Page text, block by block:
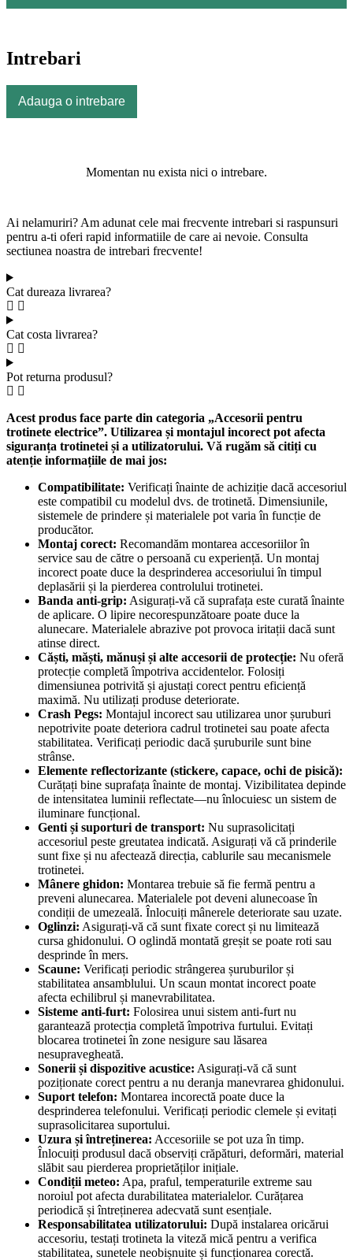
Intrebari
Adauga o intrebare
Momentan nu exista nici o intrebare.
Ai nelamuriri? Am adunat cele mai frecvente intrebari si raspunsuri
pentru a-ti oferi rapid informatiile de care ai nevoie. Consulta
sectiunea noastra de intrebari frecvente!
Cat dureaza livrarea?
Cat costa livrarea?
Pot returna produsul?
Acest produs face parte din categoria „Accesorii pentru
trotinete electrice”. Utilizarea și montajul incorect pot afecta
siguranța trotinetei și a utilizatorului. Vă rugăm să citiți cu
atenție informațiile de mai jos:
Compatibilitate: Verificați înainte de achiziție dacă accesoriul
este compatibil cu modelul dvs. de trotinetă. Dimensiunile,
sistemele de prindere și materialele pot varia în funcție de
producător.
Montaj corect: Recomandăm montarea accesoriilor în
service sau de către o persoană cu experiență. Un montaj
incorect poate duce la desprinderea accesoriului în timpul
deplasării și la pierderea controlului trotinetei.
Banda anti-grip: Asigurați-vă că suprafața este curată înainte
de aplicare. O lipire necorespunzătoare poate duce la
alunecare. Materialele abrazive pot provoca iritații dacă sunt
atinse direct.
Căști, măști, mănuși și alte accesorii de protecție: Nu oferă
protecție completă împotriva accidentelor. Folosiți
dimensiunea potrivită și ajustați corect pentru eficiență
maximă. Nu utilizați produse deteriorate.
Crash Pegs: Montajul incorect sau utilizarea unor șuruburi
nepotrivite poate deteriora cadrul trotinetei sau poate afecta
stabilitatea. Verificați periodic dacă șuruburile sunt bine
strânse.
Elemente reflectorizante (stickere, capace, ochi de pisică):
Curățați bine suprafața înainte de montaj. Vizibilitatea depinde
de intensitatea luminii reflectate—nu înlocuiesc un sistem de
iluminare funcțional.
Genti și suporturi de transport: Nu suprasolicitați
accesoriul peste greutatea indicată. Asigurați vă că prinderile
sunt fixe și nu afectează direcția, cablurile sau mecanismele
trotinetei.
Mânere ghidon: Montarea trebuie să fie fermă pentru a
preveni alunecarea. Materialele pot deveni alunecoase în
condiții de umezeală. Înlocuiți mânerele deteriorate sau uzate.
Oglinzi: Asigurați-vă că sunt fixate corect și nu limitează
cursa ghidonului. O oglindă montată greșit se poate roti sau
desprinde în mers.
Scaune: Verificați periodic strângerea șuruburilor și
stabilitatea ansamblului. Un scaun montat incorect poate
afecta echilibrul și manevrabilitatea.
Sisteme anti-furt: Folosirea unui sistem anti-furt nu
garantează protecția completă împotriva furtului. Evitați
blocarea trotinetei în zone nesigure sau lăsarea
nesupravegheată.
Sonerii și dispozitive acustice: Asigurați-vă că sunt
poziționate corect pentru a nu deranja manevrarea ghidonului.
Suport telefon: Montarea incorectă poate duce la
desprinderea telefonului. Verificați periodic clemele și evitați
suprasolicitarea suportului.
Uzura și întreținerea: Accesoriile se pot uza în timp.
Înlocuiți produsul dacă observiți crăpături, deformări, material
slăbit sau pierderea proprietăților inițiale.
Condiții meteo: Apa, praful, temperaturile extreme sau
noroiul pot afecta durabilitatea materialelor. Curățarea
periodică și întreținerea adecvată sunt esențiale.
Responsabilitatea utilizatorului: După instalarea oricărui
accesoriu, testați trotineta la viteză mică pentru a verifica
stabilitatea, sunetele neobișnuite și funcționarea corectă.